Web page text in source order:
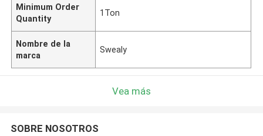
Minimum Order
Quantity
1Ton
Nombre de la
marca
Swealy
Vea más
SOBRE NOSOTROS